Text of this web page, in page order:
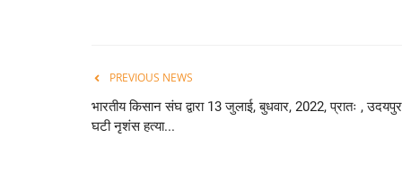
PREVIOUS NEWS
भारतीय किसान संघ द्वारा 13 जुलाई, बुधवार, 2022, प्रातः ,
घटी नृशंस हत्या...